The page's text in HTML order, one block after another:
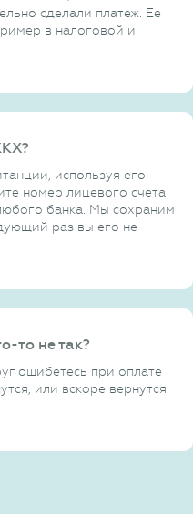
сделали платеж. Ее
в налоговой и
используя его
номер лицевого счета
банка. Мы сохраним
раз вы его не
то не так?
ошибетесь при оплате
или вскоре вернутся